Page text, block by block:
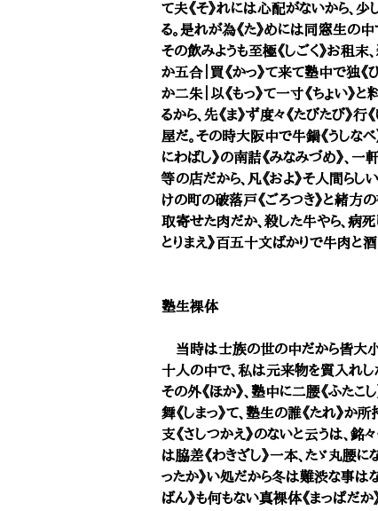
て夫《そ》れには心配がないから、少
る。是れが為《た》めには同窓生の中
その飲みようも至極《しごく》お租末
か五合｜買《かっ》て来て塾中で独《
か二朱｜以《もっ》て一寸《ちょい
るから、先《ま》ず度々《たびたび》
屋だ。その時大阪中で牛鍋《うしなべ
にわばし》の南詰《みなみづめ》、一
等の店だから、凡《およ》そ人間らし
けの町の破落戸《ごろつき》と緒方の
取寄せた肉だか、殺した牛やら、病死
とりまえ》百五十文ばかりで牛肉と
塾生裸体
当時は士族の世の中だから皆大小は
十人の中で、私は元来物を質入れした
その外《ほか》、塾中に二腰《ふたこ
舞《しまっ》て、塾生の誰《たれ》か
支《さしつかえ》のないと云うは、銘
は脇差《わきざし》一本、たゞ丸腰に
ったか》い処だから冬は難渋な事は
ばん》も何もない真裸体《まっぱだか